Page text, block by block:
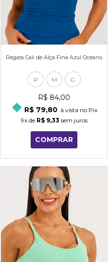
Regata Cali de Alça Fina Azul Oceano
P M G
R$ 84,00
R$ 79,80 à vista no Pix
9xde R$ 9,33 sem juros
COMPRAR